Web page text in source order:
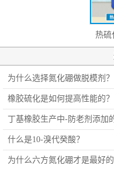
热硫
（
为什么选择氮化硼做脱模剂？
橡胶硫化是如何提高性能的？
丁基橡胶生产中-防老剂添加
什么是10-溴代癸酸？
为什么六方氮化硼才是最好